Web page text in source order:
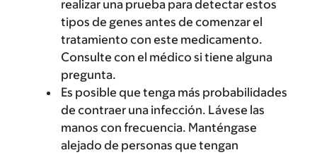
realizar una prueba para detectar estos
tipos de genes antes de comenzar el
tratamiento con este medicamento.
Consulte con el médico si tiene alguna
pregunta.
Es posible que tenga más probabilidades
de contraer una infección. Lávese las
manos con frecuencia. Manténgase
alejado de personas que tengan